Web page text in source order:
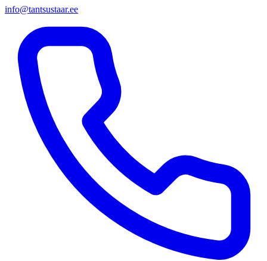
info@tantsustaar.ee